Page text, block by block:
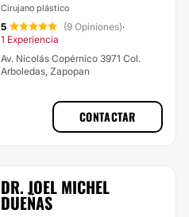
Cirujano plástico
5 (9 Opiniones)·
1 Experiencia
Av. Nicolás Copérnico 3971 Col.
Arboledas, Zapopan
CONTACTAR
DR. JOEL MICHEL
DUEÑAS